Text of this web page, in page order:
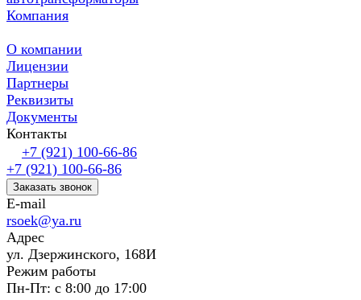
Компания
О компании
Лицензии
Партнеры
Реквизиты
Документы
Контакты
+7 (921) 100-66-86
+7 (921) 100-66-86
Заказать звонок
E-mail
rsoek@ya.ru
Адрес
ул. Дзержинского, 168И
Режим работы
Пн-Пт: с 8:00 до 17:00